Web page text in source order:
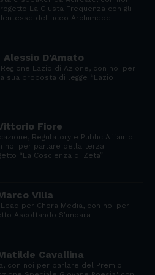
La Giusta Frequenza con gli
del liceo Archimede
D'Amato
Lazio di Azione, con noi per
sua proposta di legge “Lazio
Fiore
Regulatory e Public Affair di
noi per parlare della terza
“La Coscienza di Zeta”
Villa
per Chora Media, con noi per
Ascoltando S’impara
Cavallina
con noi per parlare del Premio